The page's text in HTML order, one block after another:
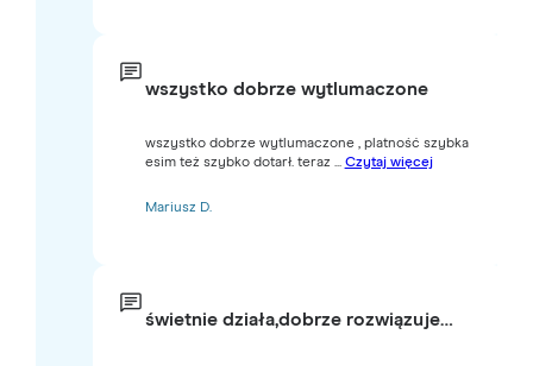
wszystko dobrze wytlumaczone
wszystko dobrze wytlumaczone , platność szybka
esim też szybko dotarł. teraz ... Czytaj więcej
Mariusz D.
świetnie działa,dobrze rozwiązuje…